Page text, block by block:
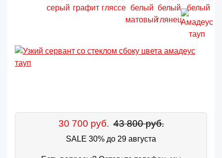
30 700 руб. 43 800 руб.
SALE 30% до 29 августа